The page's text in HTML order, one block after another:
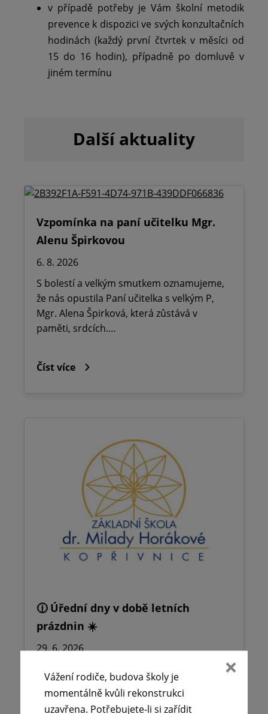
v případě potřeby je Vám školní metodik
prevence k dispozici ve svých konzultačních
hodinách (každý první čtvrtek v měsíci od
15 do 16 hodin), případně po domluvě v
jiném termínu
Další aktuality
Vzpomínka na paní učitelku Mgr.
Alenu Špirkovou
6. 8. 2026
S bolestí a velkým smutkem oznamujeme,
že nás opustila Paní učitelka s velkým P,
Mgr. Alena Špirková, která zůstává v
paměti, srdcích.…
Číst více
🕧 Úřední dny v době letních
prázdnin ☀️
29. 6. 2026
Vážení rodiče, budova školy je momentálně
kvůli rekonstrukci uzavřena. Potřebujete-li
si zařídit neodkladné záležitosti
Vážení rodiče, budova školy je
momentálně kvůli rekonstrukci
uzavřena. Potřebujete-li si zařídit